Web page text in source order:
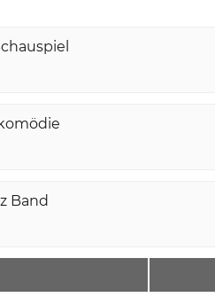
Band